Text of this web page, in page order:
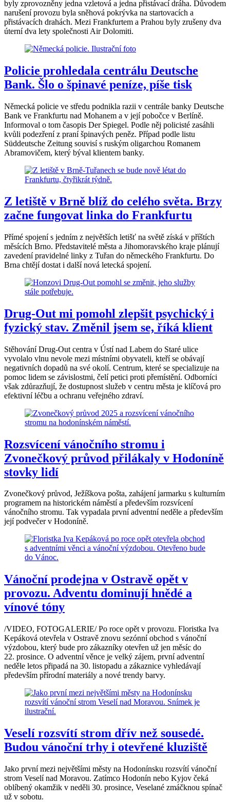
byly zprovozněny jedna vzletová a jedna přistávací dráha. Důvodem
narušení provozu byla sněhová pokrývka na startovacích a
přistávacích drahách. Mezi Frankfurtem a Prahou byly zrušeny dva
úterní dva lety společnosti Air Dolomiti.
Policie prohledala centrálu Deutsche
Bank. Šlo o špinavé peníze, píše tisk
Německá policie ve středu podnikla razii v centrále banky Deutsche
Bank ve Frankfurtu nad Mohanem a v její pobočce v Berlíně.
Informoval o tom časopis Der Spiegel. Podle něj policisté zasáhli
kvůli podezření z praní špinavých peněz. Případ podle listu
Süddeutsche Zeitung souvisí s ruským oligarchou Romanem
Abramovičem, který býval klientem banky.
Z letiště v Brně blíž do celého světa. Brzy
začne fungovat linka do Frankfurtu
Přímé spojení s jedním z největších letišť na světě získá v příštích
měsících Brno. Představitelé města a Jihomoravského kraje plánují
zavedení pravidelné linky z Tuřan do německého Frankfurtu. Do
Brna chtějí dostat i další nová letecká spojení.
Drug-Out mi pomohl zlepšit psychický i
fyzický stav. Změnil jsem se, říká klient
Stěhování Drug-Out centra v Ústí nad Labem do Staré ulice
vyvolalo vlnu nevole mezi místními obyvateli, kteří se obávají
negativních dopadů na své okolí. Centrum, které se specializuje na
pomoc lidem se závislostmi, čelí petici proti přemístění. Odborníci
však zdůrazňují, že dostupnost služeb v centru města je klíčová pro
efektivní léčbu a ochranu veřejného zdraví.
Rozsvícení vánočního stromu i
Zvonečkový průvod přilákaly v Hodoníně
stovky lidí
Zvonečkový průvod, Ježíškova pošta, zahájení jarmarku s kulturním
programem na historickém náměstí a především rozsvícení
vánočního stromu. Tak vypadala první adventní neděle a především
její podvečer v Hodoníně.
Vánoční prodejna v Ostravě opět v
provozu. Adventu dominují hnědé a
vínové tóny
/VIDEO, FOTOGALERIE/ Po roce opět v provozu. Floristka Iva
Kepáková otevřela v Ostravě znovu sezónní obchod s vánoční
výzdobou, který bude pro zákazníky otevřen už jen měsíc do
22. prosince. O adventní věnce je velký zájem, první adventní
neděle letos připadá na 30. listopadu a zákaznice vyhledávají
především přírodní materiály a nové trendy barvy.
Veselí rozsvítí strom dřív než sousedé.
Budou vánoční trhy i otevřené kluziště
Jako první mezi největšími městy na Hodonínsku rozsvítí vánoční
strom Veselí nad Moravou. Zatímco Hodonín nebo Kyjov čeká
oblíbený okamžik v neděli 30. prosince, Veselané zmáčknou spínač
už v sobotu.